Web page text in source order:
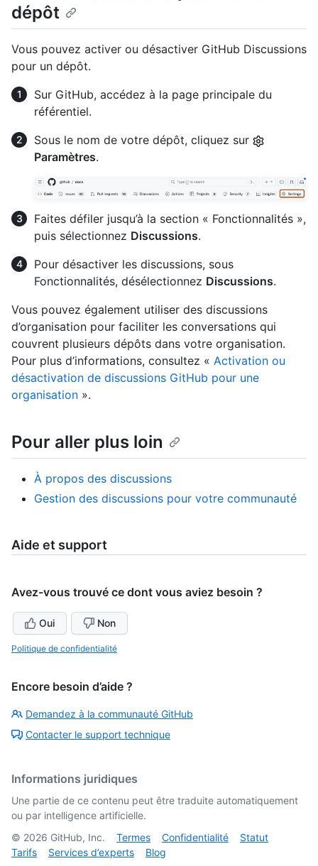
dépôt
Vous pouvez activer ou désactiver GitHub Discussions
pour un dépôt.
Sur GitHub, accédez à la page principale du
référentiel.
Sous le nom de votre dépôt, cliquez sur
Paramètres.
Faites défiler jusqu’à la section « Fonctionnalités »,
puis sélectionnez Discussions.
Pour désactiver les discussions, sous
Fonctionnalités, désélectionnez Discussions.
Vous pouvez également utiliser des discussions
d’organisation pour faciliter les conversations qui
couvrent plusieurs dépôts dans votre organisation.
Pour plus d’informations, consultez « Activation ou
désactivation de discussions GitHub pour une
organisation ».
Pour aller plus loin
À propos des discussions
Gestion des discussions pour votre communauté
Aide et support
Avez-vous trouvé ce dont vous aviez besoin ?
Oui Non
Politique de confidentialité
Encore besoin d’aide ?
Demandez à la communauté GitHub
Contacter le support technique
Informations juridiques
Une partie de ce contenu peut être traduite automatiquement
ou par intelligence artificielle.
© 2026 GitHub, Inc. Termes Confidentialité
Statut
Tarifs
Services d’experts Blog